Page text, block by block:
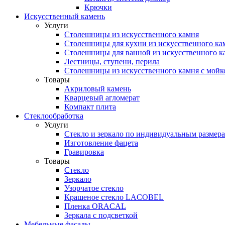
Крючки
Искусственный камень
Услуги
Столешницы из искусственного камня
Столешницы для кухни из искусственного
Столешницы для ванной из искусственного
Лестницы, ступени, перила
Столешницы из искусственного камня с
Товары
Акриловый камень
Кварцевый агломерат
Компакт плита
Стеклообработка
Услуги
Стекло и зеркало по индивидуальным
Изготовление фацета
Гравировка
Товары
Стекло
Зеркало
Узорчатое стекло
Крашеное стекло LACOBEL
Пленка ORACAL
Зеркала с подсветкой